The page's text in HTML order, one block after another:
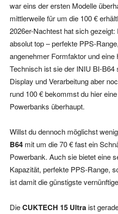
war eins der ersten Modelle
mittlerweile für um die 100 €
2026er-Nachtest hat sich
absolut top – perfekte PPS-
angenehmer Formfaktor und eine
Technisch ist sie der INIU BI-
Display und Verarbeitung aber
rund 100 € bekommst du hier
Powerbanks überhaupt.
Willst du dennoch möglichst
B64 mit um die 70 € fast ein
Powerbank. Auch sie bietet eine
Kapazität, perfekte PPS-Range,
ist damit die günstigste
DieCUKTECH 15 Ultraist